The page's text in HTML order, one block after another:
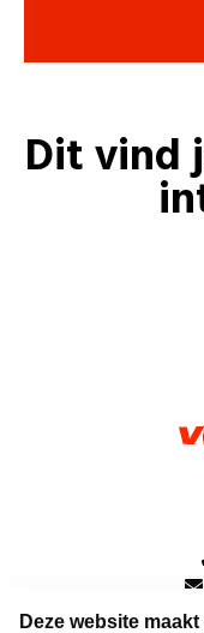
Deze website
Dit vind